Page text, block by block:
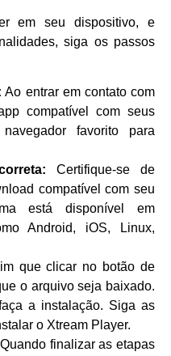
em seu dispositivo, e
siga os passos
Ao entrar em contato com
compatível com seus
favorito para
Certifique-se de
compatível com seu
está disponível em
Android, iOS, Linux,
que clicar no botão de
o arquivo seja baixado.
a instalação. Siga as
o Xtream Player.
Quando finalizar as etapas